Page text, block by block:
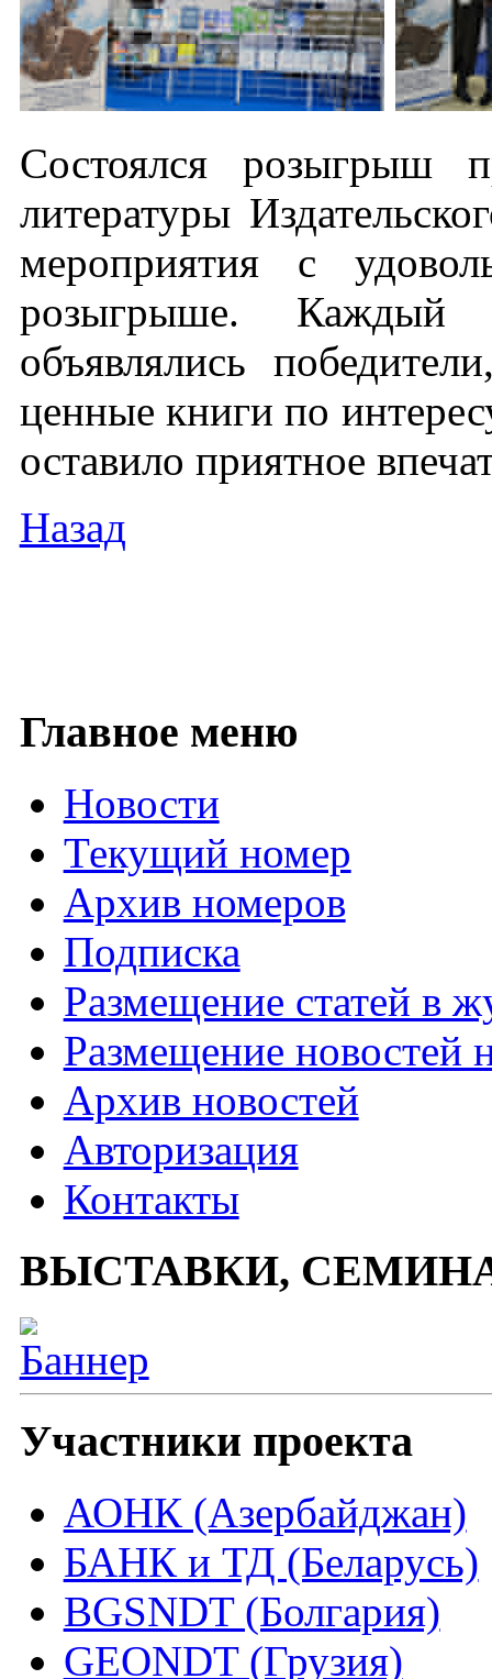
Состоялся розыгрыш
литературы
мероприятия с
розыгрыше. Каждый
объявлялись
ценные книги по
оставило приятное
Назад
Главное меню
Новости
Текущий номер
Архив номеров
Подписка
Размещение статей в
Размещение новостей
Архив новостей
Авторизация
Контакты
ВЫСТАВКИ,
Участники проекта
АОНК (Азербайджан)
БАНК и ТД (Беларусь)
BGSNDT (Болгария)
GEONDT (Грузия)